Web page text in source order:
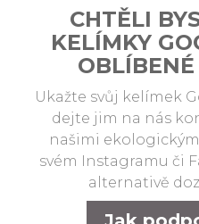
CHTĚLI
KELÍMKY
Ukažte svůj kelímek
dejte jim na nás
našimi
svém Instagramu či
alternativě